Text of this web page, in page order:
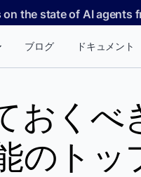
on the state of AI agents
ブログ ドキュメント
おく
のトッ